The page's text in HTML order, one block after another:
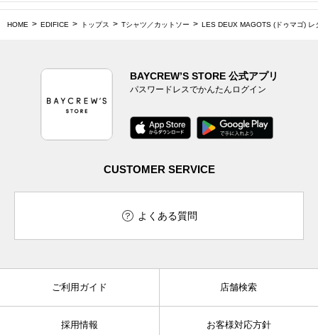
HOME EDIFICE トップス Tシャツ／カットソー LES DEUX MAGOTS (ドゥマゴ) レ
BAYCREW’S STORE 公式アプリ
パスワードレスでかんたんログイン
CUSTOMER SERVICE
よくある質問
ご利用ガイド 店舗検索
採用情報 お客様対応方針